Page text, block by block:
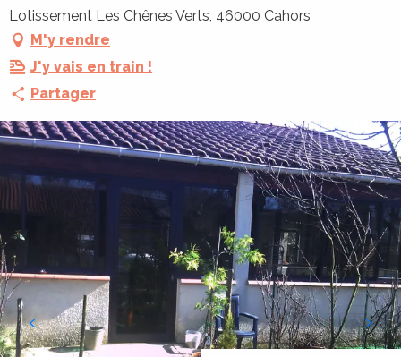
Lotissement Les Chênes Verts, 46000 Cahors
M'y rendre
J'y vais en train !
Partager